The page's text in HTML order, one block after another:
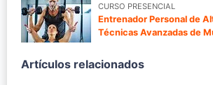
CURSO PRESENCIAL
Entrenador Personal de
Técnicas Avanzadas de
Artículos relacionados